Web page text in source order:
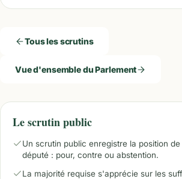
Tous les scrutins
Vue d'ensemble du Parlement
Le scrutin public
Un scrutin public enregistre la position
député : pour, contre ou abstention.
La majorité requise s'apprécie sur les